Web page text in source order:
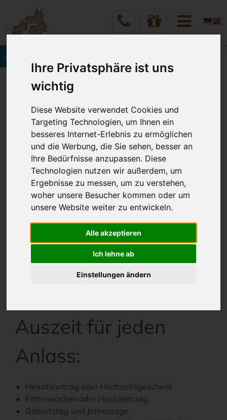
Ihre Privatsphäre ist uns
wichtig
Diese Website verwendet Cookies und
Targeting Technologien, um Ihnen ein
besseres Internet-Erlebnis zu ermöglichen
und die Werbung, die Sie sehen, besser an
Ihre Bedürfnisse anzupassen. Diese
Technologien nutzen wir außerdem, um
Ergebnisse zu messen, um zu verstehen,
woher unsere Besucher kommen oder um
unsere Website weiter zu entwickeln.
Alle akzeptieren
Ich lehne ab
Einstellungen ändern
Onlinebuchung
Vineta Hotels Usedom
Angebote & Preise
ROMANTISCHE MOMENTE
in den VINETA HOTELS USEDOM
Verbringen Sie ihre Zeit zu Zweit auf der
Romantikinsel Usedom. Ihre zauberhafte Auszeit
mit den Liebsten wird begleitet durch das herrliche
Rauschen der Ostsee, dem weichen, weißen
Sandstrand und einer einzigartigen Natur.
Entspannen Sie Körper, Geist und Seele und freuen
Sie sich auf romantische Sonnenuntergänge in
stimmungsvoller Atmosphäre.
Auszeit für jeden
Anlass:
Heiratsantrag oder Hochzeitsgeschenk
Flitterwochen oder Hochzeitstag
Geburtstag und Jahrestage